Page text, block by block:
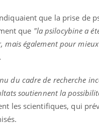
que la prise de
que "la psilocybine a
également pour
du cadre de recherche
soutiennent la
les scientifiques, qui